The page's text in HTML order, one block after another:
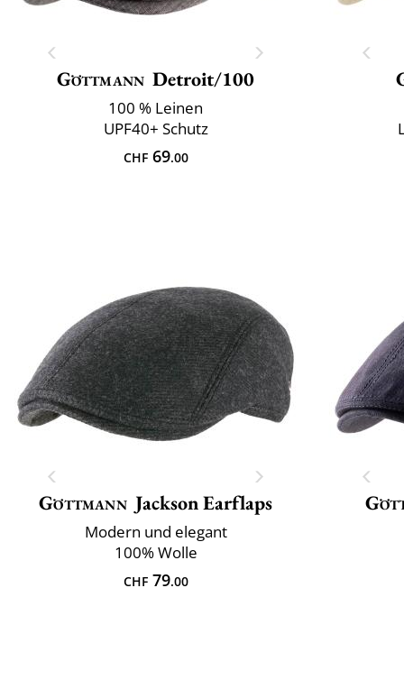
Göttmann Detroit/100
100 % Leinen
UPF40+ Schutz
CHF69.00
Göttmann Jackson Earflaps
Modern und elegant
100% Wolle
CHF79.00